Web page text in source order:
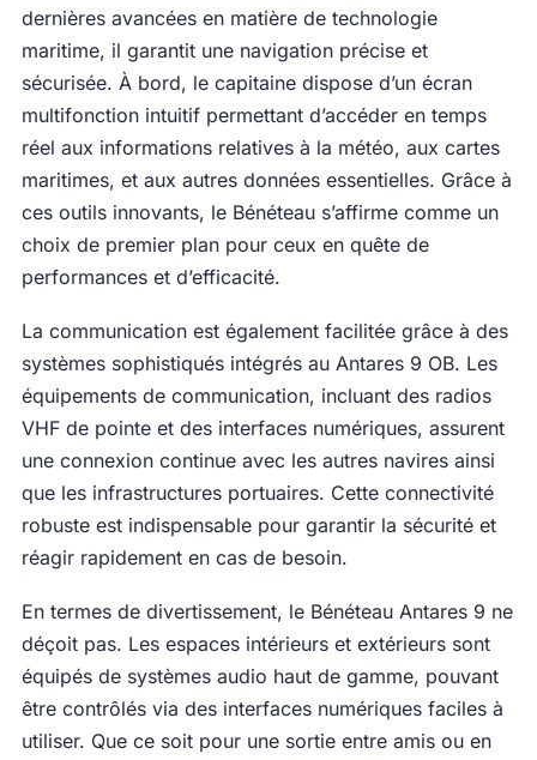
dernières avancées en matière de technologie
maritime, il garantit une navigation précise et
sécurisée. À bord, le capitaine dispose d’un écran
multifonction intuitif permettant d’accéder en temps
réel aux informations relatives à la météo, aux cartes
maritimes, et aux autres données essentielles. Grâce à
ces outils innovants, le Bénéteau s’affirme comme un
choix de premier plan pour ceux en quête de
performances et d’efficacité.
La communication est également facilitée grâce à des
systèmes sophistiqués intégrés au Antares 9 OB. Les
équipements de communication, incluant des radios
VHF de pointe et des interfaces numériques, assurent
une connexion continue avec les autres navires ainsi
que les infrastructures portuaires. Cette connectivité
robuste est indispensable pour garantir la sécurité et
réagir rapidement en cas de besoin.
En termes de divertissement, le Bénéteau Antares 9 ne
déçoit pas. Les espaces intérieurs et extérieurs sont
équipés de systèmes audio haut de gamme, pouvant
être contrôlés via des interfaces numériques faciles à
utiliser. Que ce soit pour une sortie entre amis ou en